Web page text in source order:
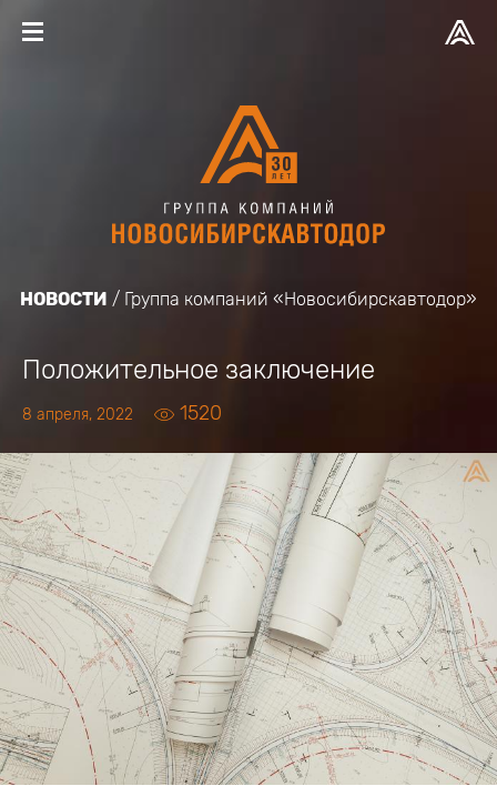
НОВОСТИ Группа компаний «Новосибирскавтодор»
Положительное заключение
8 апреля, 2022 1520